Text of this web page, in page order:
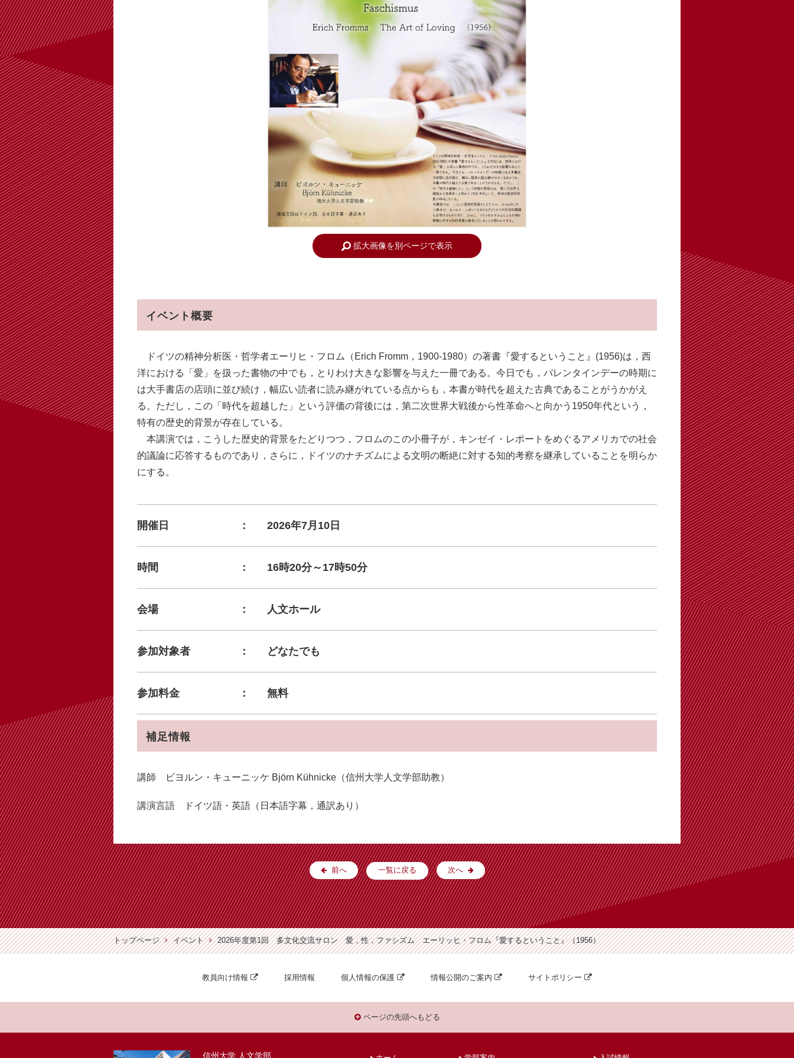
拡大画像を別ページで表示
イベント概要
ドイツの精神分析医・哲学者エーリヒ・フロム（Erich Fromm，1900-1980）の著書『愛するということ』(1956)は，西
洋における「愛」を扱った書物の中でも，とりわけ大きな影響を与えた一冊である。今日でも，バレンタインデーの時期に
は大手書店の店頭に並び続け，幅広い読者に読み継がれている点からも，本書が時代を超えた古典であることがうかがえ
る。ただし，この「時代を超越した」という評価の背後には，第二次世界大戦後から性革命へと向かう1950年代という，
特有の歴史的背景が存在している。
本講演では，こうした歴史的背景をたどりつつ，フロムのこの小冊子が，キンゼイ・レポートをめぐるアメリカでの社会
的議論に応答するものであり，さらに，ドイツのナチズムによる文明の断絶に対する知的考察を継承していることを明らか
にする。
開催日 2026年7月10日
時間 16時20分～17時50分
会場 人文ホール
参加対象者 どなたでも
参加料金 無料
補足情報
講師 ビヨルン・キューニッケ Björn Kühnicke（信州大学人文学部助教）
講演言語 ドイツ語・英語（日本語字幕，通訳あり）
前へ 一覧に戻る 次へ
トップページ イベント 2026年度第1回 多文化交流サロン 愛，性，ファシズム エーリッヒ・フロム『愛するということ』（1956）
教員向け情報 採用情報 個人情報の保護 情報公開のご案内 サイトポリシー
ページの先頭へもどる
信州大学 人文学部